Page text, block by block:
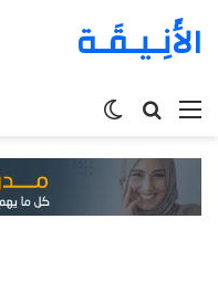
الأَنِـيـقَـة
القائمة بحث